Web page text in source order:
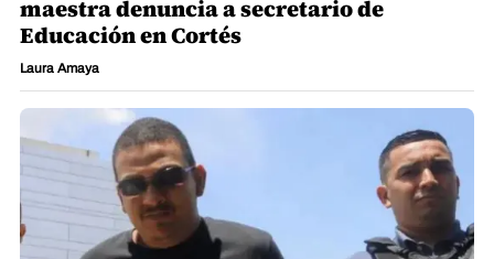
maestra denuncia a secretario de
Educación en Cortés
Laura Amaya